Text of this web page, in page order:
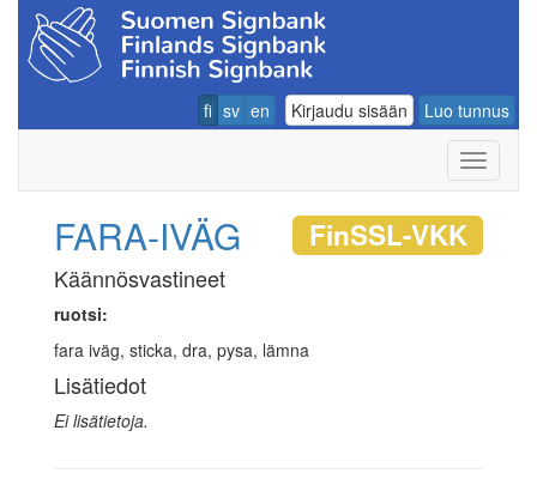
fi sv en Kirjaudu sisään Luo tunnus
FARA-IVÄG FinSSL-VKK
Käännösvastineet
ruotsi:
fara iväg, sticka, dra, pysa, lämna
Lisätiedot
Ei lisätietoja.